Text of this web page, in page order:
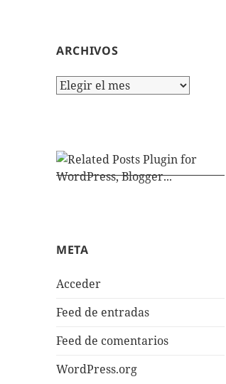
ARCHIVOS
Archivos
META
Acceder
Feed de entradas
Feed de comentarios
WordPress.org